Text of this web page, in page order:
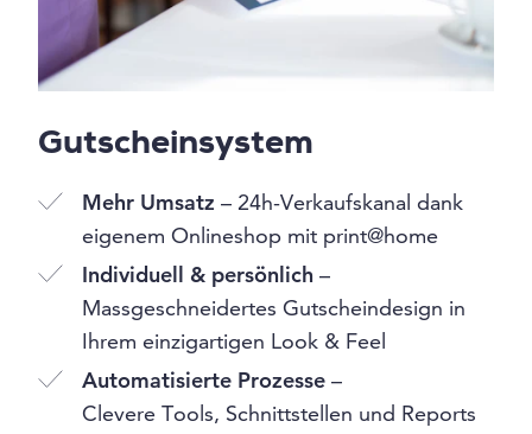
Gutscheinsystem
Mehr Umsatz – 24h-Verkaufskanal dank
eigenem Onlineshop mit print@home
Individuell & persönlich –
Massgeschneidertes Gutscheindesign in
Ihrem einzigartigen Look & Feel
Automatisierte Prozesse –
Clevere Tools, Schnittstellen und Reports